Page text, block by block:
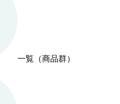
一覧（商品群）